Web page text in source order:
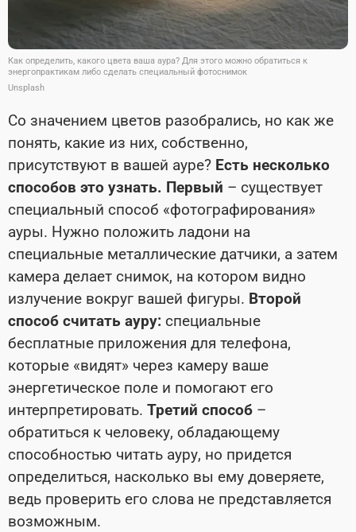
Как определить, какого цвета ваша аура? Для этого можно обратиться к
энергопрактикам либо сделать специальный фотоснимок
Unsplash
Со значением цветов разобрались, но как же
понять, какие из них, собственно,
присутствуют в вашей ауре? Есть несколько
способов это узнать. Первый – существует
специальный способ «фотографирования»
ауры. Нужно положить ладони на
специальные металлические датчики, а затем
камера делает снимок, на котором видно
излучение вокруг вашей фигуры. Второй
способ считать ауру: специальные
бесплатные приложения для телефона,
которые «видят» через камеру ваше
энергетическое поле и помогают его
интерпретировать. Третий способ –
обратиться к человеку, обладающему
способностью читать ауру, но придется
определиться, насколько вы ему доверяете,
ведь проверить его слова не представляется
возможным.